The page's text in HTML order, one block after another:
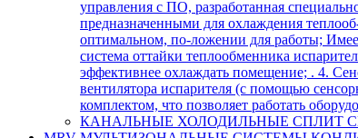
управления с ПО, разработанная
предназначенными для охлаждения
оптимальном, по-ложении для работы;
система оттайки теплообменника
эффективнее охлаждать помещение; . 4.
вентилятора испарителя (с помощью
комплектом, что позволяет работать
КАНАЛЬНЫЕ ХОЛОДИЛЬНЫЕ СПЛИТ